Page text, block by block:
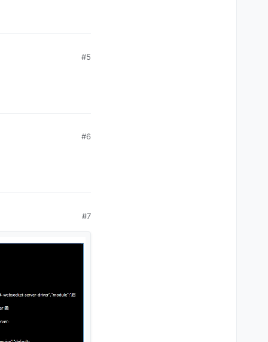
#5
#6
#7